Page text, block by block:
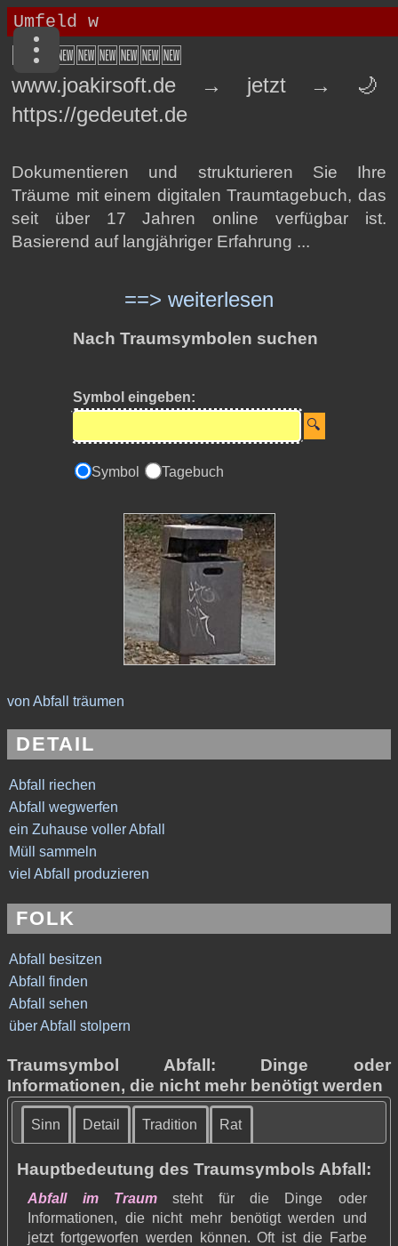
🆕🆕🆕🆕🆕🆕🆕🆕
www.joakirsoft.de → jetzt → 🌙
https://gedeutet.de
Dokumentieren und strukturieren Sie Ihre
Träume mit einem digitalen Traumtagebuch, das
seit über 17 Jahren online verfügbar ist.
Basierend auf langjähriger Erfahrung ...
==> weiterlesen
Nach Traumsymbolen suchen
Symbol eingeben:
Symbol Tagebuch
von Abfall träumen
DETAIL
Abfall riechen
Abfall wegwerfen
ein Zuhause voller Abfall
Müll sammeln
viel Abfall produzieren
FOLK
Abfall besitzen
Abfall finden
Abfall sehen
über Abfall stolpern
Traumsymbol Abfall: Dinge oder
Informationen, die nicht mehr benötigt werden
Sinn Detail Tradition Rat
Hauptbedeutung des Traumsymbols Abfall:
Abfall im Traum steht für die Dinge oder
Informationen, die nicht mehr benötigt werden und
jetzt fortgeworfen werden können. Oft ist die Farbe